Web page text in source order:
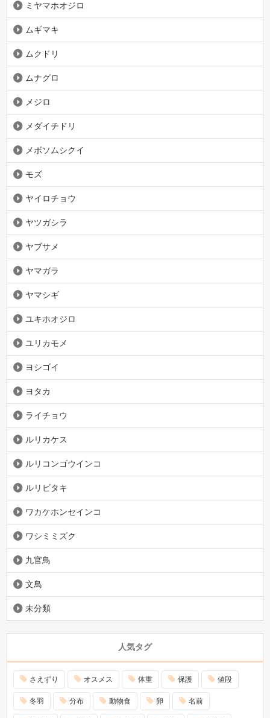
ミヤマホオジロ
ムギマキ
ムクドリ
ムナグロ
メジロ
メダイチドリ
メボソムシクイ
モズ
ヤイロチョウ
ヤツガシラ
ヤブサメ
ヤマガラ
ヤマシギ
ユキホオジロ
ユリカモメ
ヨシゴイ
ヨタカ
ライチョウ
ルリカケス
ルリコンゴウインコ
ルリビタキ
ワカケホンセインコ
ワシミミズク
九官鳥
文鳥
未分類
人気タグ
さえずり オスメス 体重 保護 値段
冬羽 分布 動物食 卵 名前